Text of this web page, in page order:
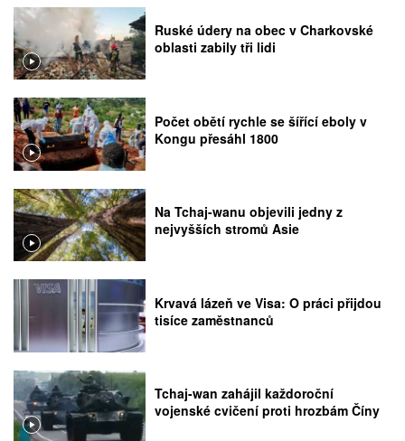
Ruské údery na obec v Charkovské
oblasti zabily tři lidi
Počet obětí rychle se šířící eboly v
Kongu přesáhl 1800
Na Tchaj-wanu objevili jedny z
nejvyšších stromů Asie
Krvavá lázeň ve Visa: O práci přijdou
tisíce zaměstnanců
Tchaj-wan zahájil každoroční
vojenské cvičení proti hrozbám Číny